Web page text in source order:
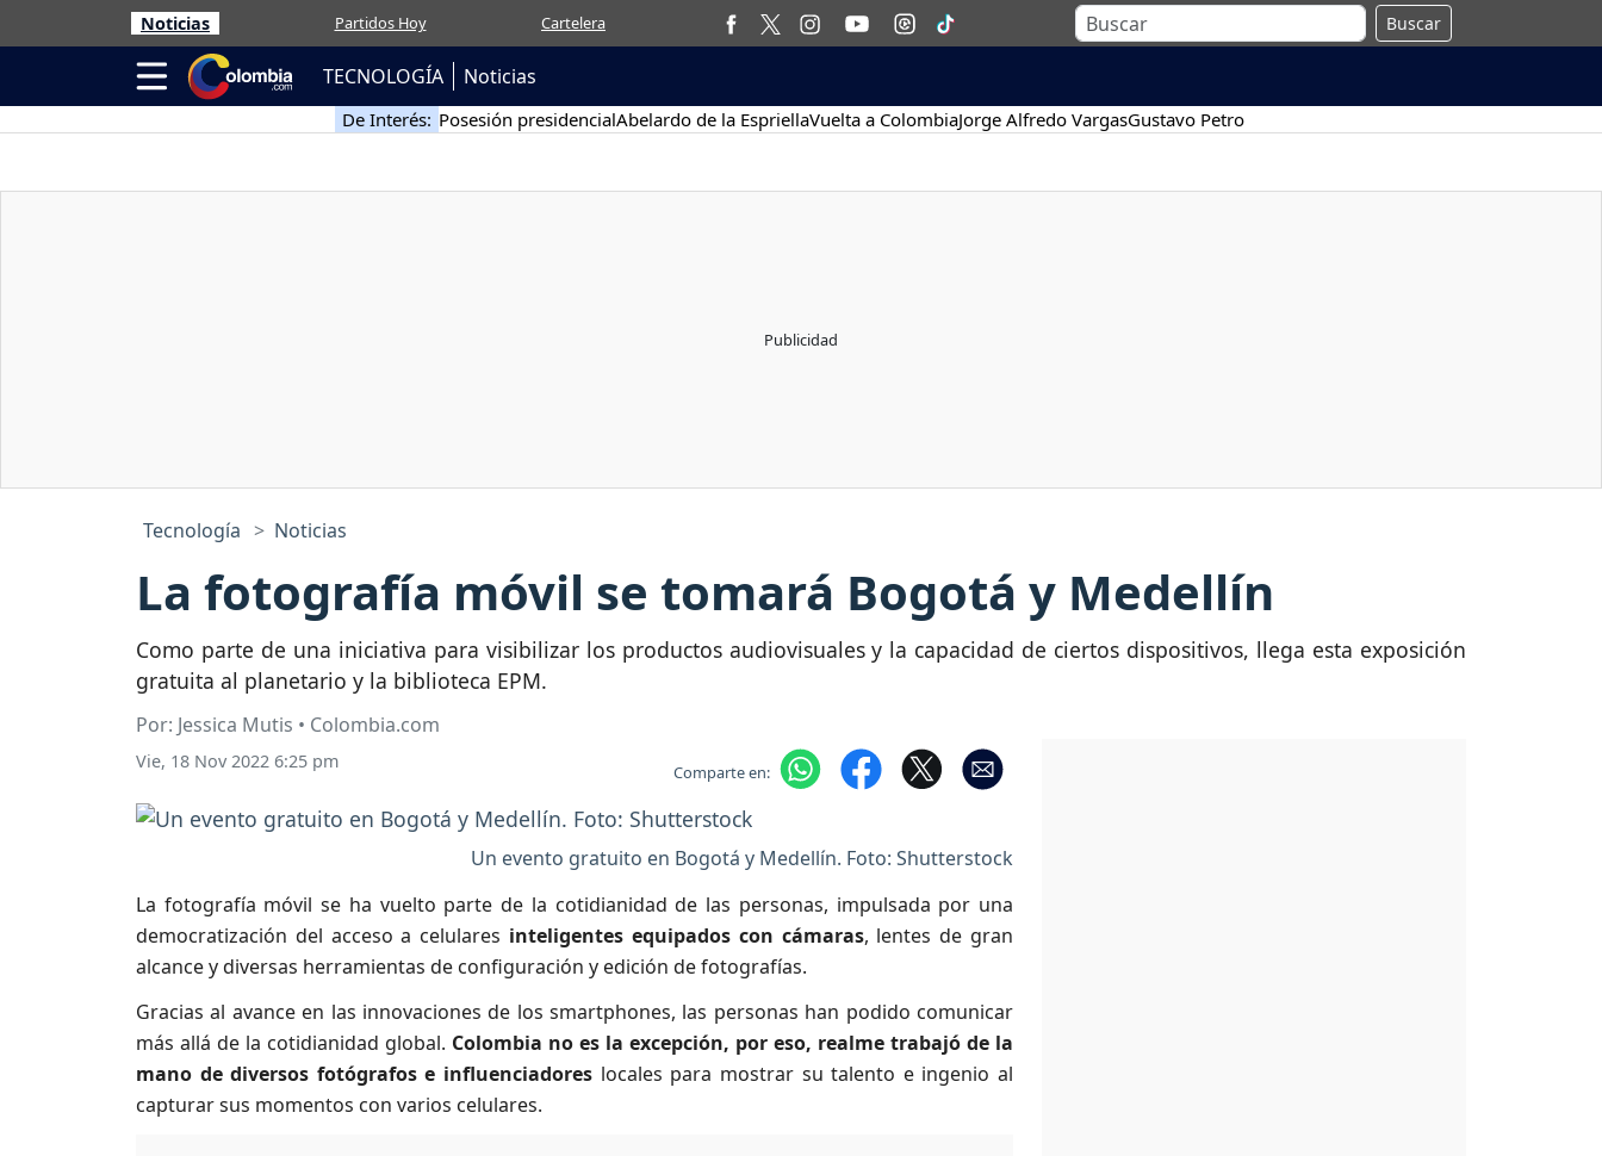
Noticias Partidos Hoy Cartelera Buscar
TECNOLOGÍA Noticias
De Interés: Posesión presidencialAbelardo de la EspriellaVuelta a ColombiaJorge Alfredo VargasGustavo Petro
Tecnología Noticias
La fotografía móvil se tomará Bogotá y Medellín
Como parte de una iniciativa para visibilizar los productos audiovisuales y la capacidad de ciertos dispositivos, llega esta exposición
gratuita al planetario y la biblioteca EPM.
Por: Jessica Mutis • Colombia.com
Vie, 18 Nov 2022 6:25 pm Comparte en:
Un evento gratuito en Bogotá y Medellín. Foto: Shutterstock
La fotografía móvil se ha vuelto parte de la cotidianidad de las personas, impulsada por una
democratización del acceso a celulares inteligentes equipados con cámaras, lentes de gran
alcance y diversas herramientas de configuración y edición de fotografías.
Gracias al avance en las innovaciones de los smartphones, las personas han podido comunicar
más allá de la cotidianidad global. Colombia no es la excepción, por eso, realme trabajó de la
mano de diversos fotógrafos e influenciadores locales para mostrar su talento e ingenio al
capturar sus momentos con varios celulares.